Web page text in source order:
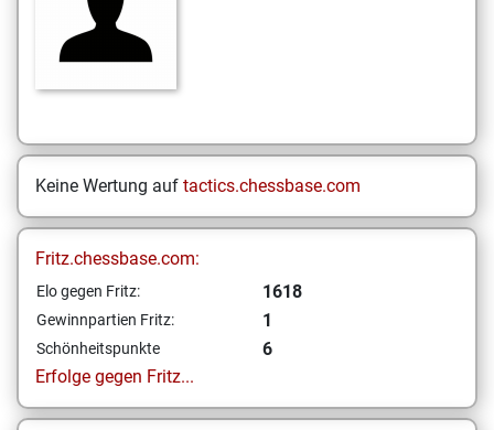
Keine Wertung auf tactics.chessbase.com
Fritz.chessbase.com:
Elo gegen Fritz: 1618
Gewinnpartien Fritz: 1
Schönheitspunkte
6
Erfolge gegen Fritz...